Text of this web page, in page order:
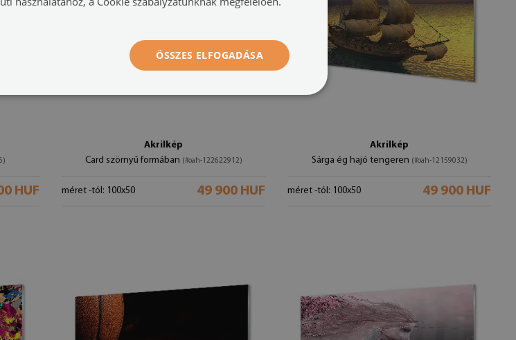
HUF
Akrilkép
Card szörnyű formában (#oah-122622912)
méret -tól: 100x50 49 900 HUF
Akrilkép
Sárga ég hajó tengeren (#oah-12159032)
méret -tól: 100x50 49 900 HUF
ÖSSZES ELFOGADÁSA